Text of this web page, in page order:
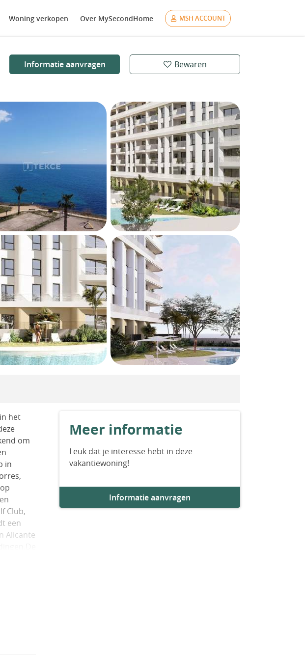
Woning verkopen Over MySecondHome MSH ACCOUNT
Informatie aanvragen Bewaren
het
om
in
Club,
een
Alicante
Meer informatie
Leuk dat je interesse hebt in deze
vakantiewoning!
Informatie aanvragen